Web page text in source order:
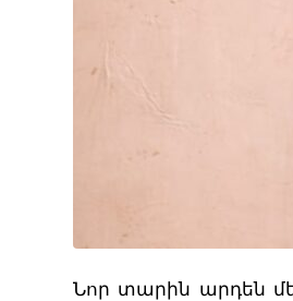
Նոր տարին արդեն